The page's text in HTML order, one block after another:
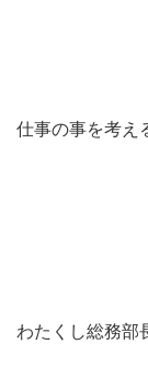
仕事の事を考え
わたくし総務部